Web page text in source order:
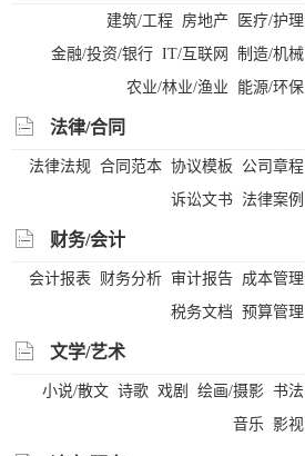
建筑/工程 房地产
医疗/护理
金融/投资/银行 IT/互联网
制造/机械
农业/林业/渔业
能源/环保
法律/合同
法律法规 合同范本 协议模板
公司章程
诉讼文书 法律案例
财务/会计
会计报表 财务分析 审计报告 成本管理
税务文档 预算管理
文学/艺术
小说/散文 诗歌 戏剧 绘画/摄影 书法
音乐
影视